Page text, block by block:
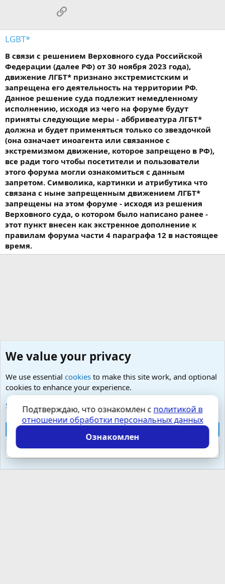
Ссылка
LGBT*
В связи с решением Верховного суда Российской
Федерации (далее РФ) от 30 ноября 2023 года),
движение ЛГБТ* признано экстремистским и
запрещена его деятельность на территории РФ.
Данное решение суда подлежит немедленному
исполнению, исходя из чего на форуме будут
приняты следующие меры - аббривеатура ЛГБТ*
должна и будет применяться только со звездочкой
(она означает иноагента или связанное с
экстремизмом движение, которое запрещено в РФ),
все ради того чтобы посетители и пользователи
этого форума могли ознакомиться с данным
запретом. Символика, картинки и атрибутика что
связана с ныне запрещенным движением ЛГБТ*
запрещены на этом форуме - исходя из решения
Верховного суда, о котором было написано ранее -
этот пункт внесен как экстренное дополнение к
правилам форума части 4 параграфа 12 в настоящее
время.
Любые вопросы от Гостей - анонимно
Cookies
Russian (RU)
Условия и правила
Политика конфиденциальности
Помощь
S
S
Локализация отXenForo.Info
We value your privacy
We use essential cookies to make this site work, and optional
cookies to enhance your experience.
See further information and configure your preferences
Reject optional cookies
Подтверждаю, что ознакомлен с политикой в
отношении обработки персональных данных
Ознакомлен